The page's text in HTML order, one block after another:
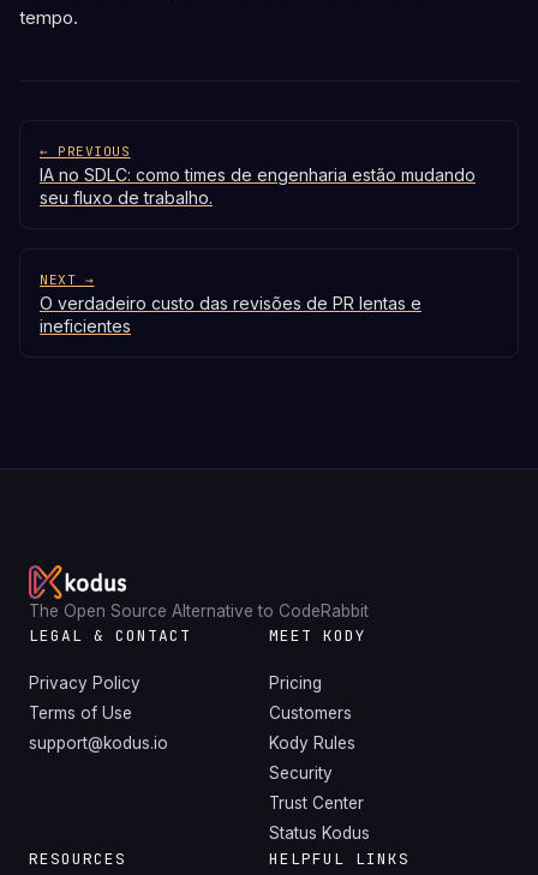
tempo.
← PREVIOUS
IA no SDLC: como times de engenharia estão mudando
seu fluxo de trabalho.
NEXT →
O verdadeiro custo das revisões de PR lentas e
ineficientes
The Open Source Alternative to CodeRabbit
LEGAL & CONTACT
Privacy Policy
Terms of Use
support@kodus.io
MEET KODY
Pricing
Customers
Kody Rules
Security
Trust Center
Status Kodus
RESOURCES HELPFUL LINKS